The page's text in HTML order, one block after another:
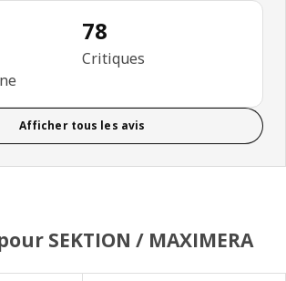
Avis: 4.5 sur 5 étoiles. Nombre total d'avis: 78
78
Critiques
Afficher tous les avis
SEKTION / MAXIMERA